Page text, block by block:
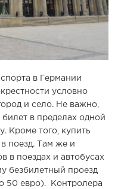
в Германии
условно
и село. Не важно,
в пределах одной
Кроме того, купить
поезд. Там же и
в поездах и автобусах
безбилетный проезд
50 евро). Контролера